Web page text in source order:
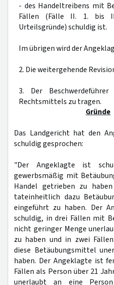
- des Handeltreibens mit
Fällen (Fälle II. 1. bis
Urteilsgründe) schuldig ist.
Im übrigen wird der
2. Die weitergehende
3. Der
Rechtsmittels zu tragen.
Gründe
Das Landgericht hat den
schuldig gesprochen:
"Der Angeklagte ist
gewerbsmäßig mit
Handel getrieben zu
tateinheitlich dazu
eingeführt zu haben. Der
schuldig, in drei Fällen mit
nicht geringer Menge
zu haben und in zwei
diese Betäubungsmittel
haben. Der Angeklagte ist
Fällen als Person über 21
unerlaubt an eine